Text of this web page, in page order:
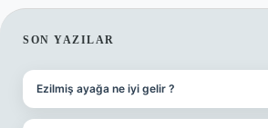
SIDEBAR
SON YAZILAR
Ezilmiş ayağa ne iyi gelir ?